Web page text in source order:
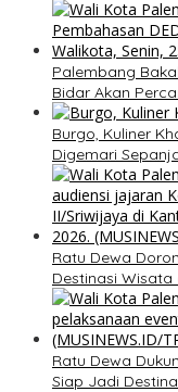
Palembang
Bidar Akan
Burgo, Kuliner
Digemari
Ratu Dewa
Destinasi Wisata
Ratu Dewa
Siap Jadi